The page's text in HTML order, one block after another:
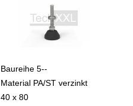
Baureihe 5--
Material PA/ST verzinkt
40 x 80